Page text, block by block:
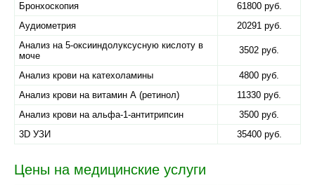
Бронхоскопия
61800 руб.
Аудиометрия
20291 руб.
Анализ на 5-оксииндолуксусную кислоту в
моче
3502 руб.
Анализ крови на катехоламины
4800 руб.
Анализ крови на витамин А (ретинол)
11330 руб.
Анализ крови на альфа-1-антитрипсин
3500 руб.
3D УЗИ
35400 руб.
Цены на медицинские услуги